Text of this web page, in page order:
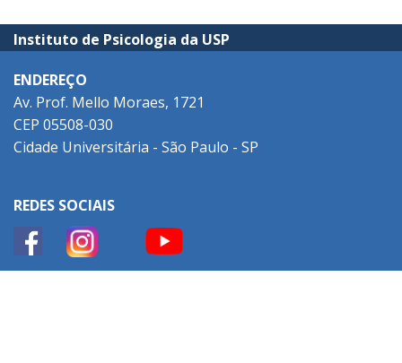
Instituto de Psicologia da USP
ENDEREÇO
Av. Prof. Mello Moraes, 1721
CEP 05508-030
Cidade Universitária - São Paulo - SP
REDES SOCIAIS